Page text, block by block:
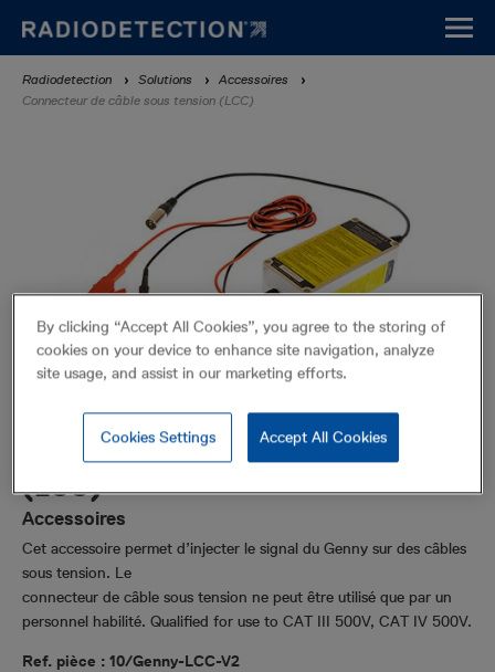
contenu
principal
Fil
d'Ariane
Radiodetection Solutions
Accessoires
Connecteur de câble sous tension (LCC)
Connecteur de câble sous tension
(LCC)
Accessoires
Cet accessoire permet d’injecter le signal du Genny sur des câbles
sous tension. Le
connecteur de câble sous tension ne peut être utilisé que par un
personnel habilité. Qualified for use to CAT III 500V, CAT IV 500V.
Ref. pièce : 10/Genny-LCC-V2
By clicking “Accept All Cookies”, you agree to the storing of
cookies on your device to enhance site navigation, analyze
site usage, and assist in our marketing efforts.
Accept All Cookies
Cookies Settings